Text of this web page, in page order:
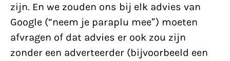
zijn. En we zouden ons bij elk advies van
Google (“neem je paraplu mee”) moeten
afvragen of dat advies er ook zou zijn
zonder een adverteerder (bijvoorbeeld een